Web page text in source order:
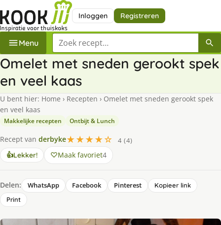
Inloggen Registreren
Menu Zoek een recept
Omelet met sneden gerookt spek
en veel kaas
U bent hier: Home › Recepten › Omelet met sneden gerookt spek
en veel kaas
Makkelijke recepten Ontbijt & Lunch
Recept van derbyke★★★★☆
4 (4)
👍Lekker! Maak favoriet4
Delen: WhatsApp Facebook Pinterest
Kopieer link
Print